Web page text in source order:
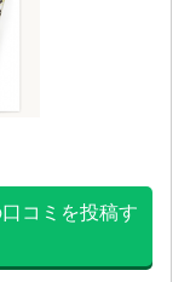
コミを投稿す